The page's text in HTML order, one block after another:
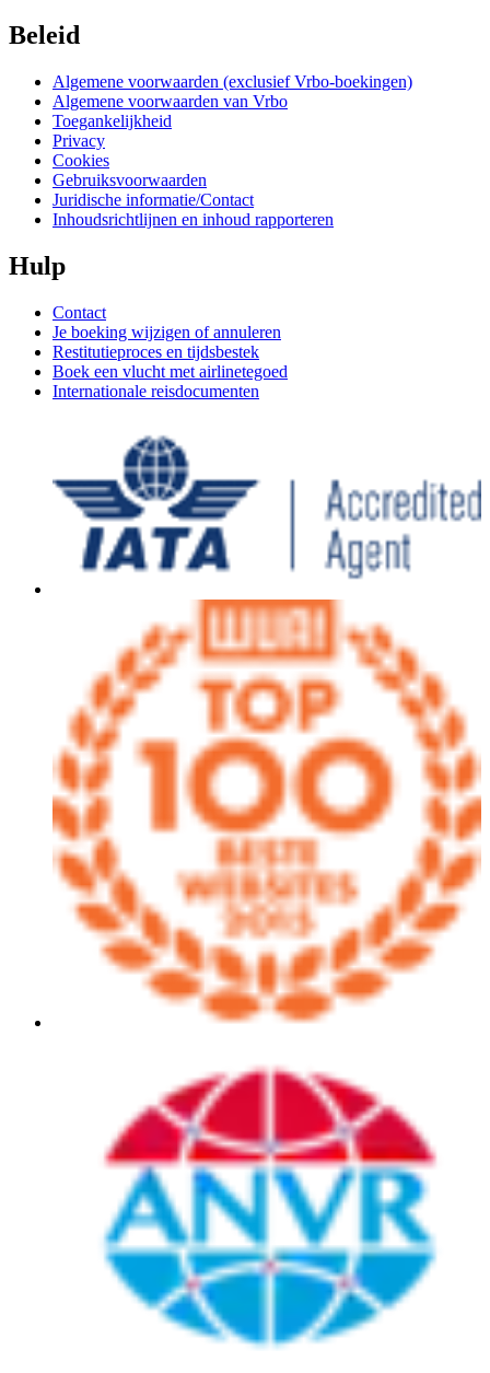
Beleid
Algemene voorwaarden (exclusief Vrbo-boekingen)
Algemene voorwaarden van Vrbo
Toegankelijkheid
Privacy
Cookies
Gebruiksvoorwaarden
Juridische informatie/Contact
Inhoudsrichtlijnen en inhoud rapporteren
Hulp
Contact
Je boeking wijzigen of annuleren
Restitutieproces en tijdsbestek
Boek een vlucht met airlinetegoed
Internationale reisdocumenten